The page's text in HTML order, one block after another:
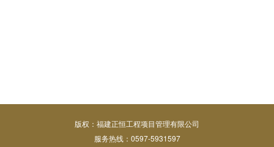
版权：福建正恒工程项目管理有限公司
服务热线：0597-5931597